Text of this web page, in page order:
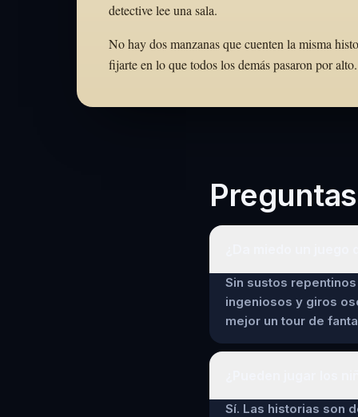
detective lee una sala.
No hay dos manzanas que cuenten la misma
fijarte en lo que todos los demás pasaron por
Sin sustos
ingeniosos y giros
mejor un tour de
Sí. Las historias son